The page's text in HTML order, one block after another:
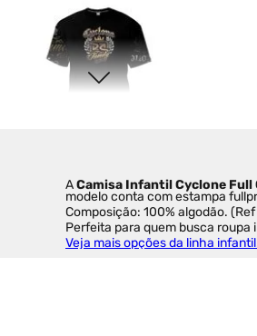
A Camisa Infantil Cyclone
modelo conta com estampa
Composição: 100% algodão.
Perfeita para quem busca
Veja mais opções da linha